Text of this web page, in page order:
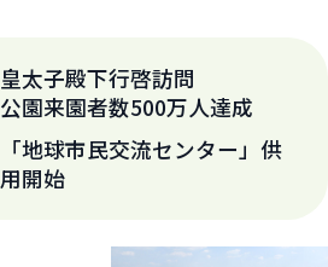
皇太子殿下行啓訪問
公園来園者数500万人達成
「地球市民交流センター」供
用開始